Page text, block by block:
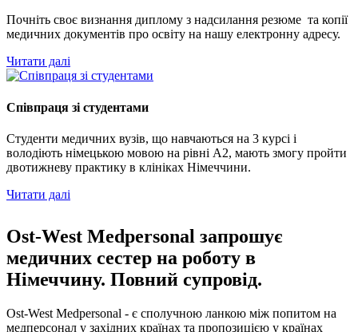
Почніть своє визнання диплому з надсилання резюме та копії
медичних документів про освіту на нашу електронну адресу.
Читати далі
Співпраця зі студентами
Студенти медичних вузів, що навчаються на 3 курсі і
володіють німецькою мовою на рівні А2, мають змогу пройти
двотижневу практику в клініках Німеччини.
Читати далі
Ost-West Medpersonal запрошує
медичних сестер на роботу в
Німеччину. Повний супровід.
Ost-West Medpersonal - є сполучною ланкою між попитом на
медперсонал у західних країнах та пропозицією у країнах